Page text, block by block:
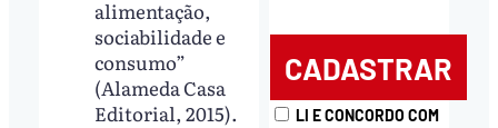
alimentação,
sociabilidade e
consumo”
(Alameda Casa
Editorial, 2015).
LI E CONCORDO COM